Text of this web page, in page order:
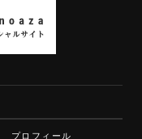
プロフィール